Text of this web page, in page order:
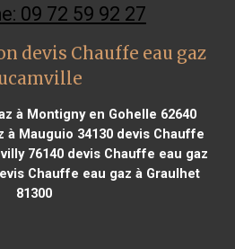
09 72 59 92 27
devis Chauffe eau gaz
à Montigny en Gohelle 62640
à Mauguio 34130devis Chauffe
76140 devis Chauffe eau gaz
Chauffe eau gaz à Graulhet
81300